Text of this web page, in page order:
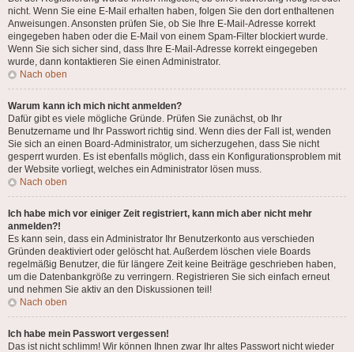
nicht. Wenn Sie eine E-Mail erhalten haben, folgen Sie den dort enthaltenen
Anweisungen. Ansonsten prüfen Sie, ob Sie Ihre E-Mail-Adresse korrekt
eingegeben haben oder die E-Mail von einem Spam-Filter blockiert wurde.
Wenn Sie sich sicher sind, dass Ihre E-Mail-Adresse korrekt eingegeben
wurde, dann kontaktieren Sie einen Administrator.
Nach oben
Warum kann ich mich nicht anmelden?
Dafür gibt es viele mögliche Gründe. Prüfen Sie zunächst, ob Ihr
Benutzername und Ihr Passwort richtig sind. Wenn dies der Fall ist, wenden
Sie sich an einen Board-Administrator, um sicherzugehen, dass Sie nicht
gesperrt wurden. Es ist ebenfalls möglich, dass ein Konfigurationsproblem mit
der Website vorliegt, welches ein Administrator lösen muss.
Nach oben
Ich habe mich vor einiger Zeit registriert, kann mich aber nicht mehr
anmelden?!
Es kann sein, dass ein Administrator Ihr Benutzerkonto aus verschieden
Gründen deaktiviert oder gelöscht hat. Außerdem löschen viele Boards
regelmäßig Benutzer, die für längere Zeit keine Beiträge geschrieben haben,
um die Datenbankgröße zu verringern. Registrieren Sie sich einfach erneut
und nehmen Sie aktiv an den Diskussionen teil!
Nach oben
Ich habe mein Passwort vergessen!
Das ist nicht schlimm! Wir können Ihnen zwar Ihr altes Passwort nicht wieder